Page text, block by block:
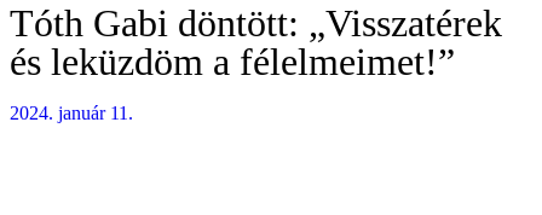
Tóth Gabi döntött: „Visszatérek
és leküzdöm a félelmeimet!”
2024. január 11.